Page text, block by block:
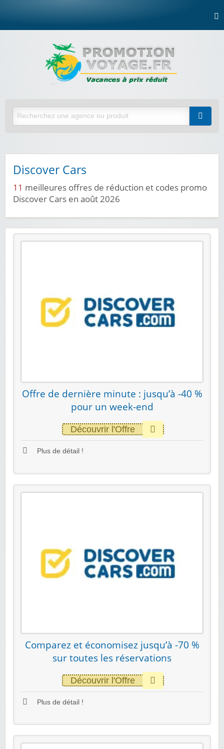
Discover Cars
11 meilleures offres de réduction et codes promo
Discover Cars en août 2026
Offre de dernière minute : jusqu’à -40 %
pour un week-end
Découvrir l'Offre
Plus de détail !
Comparez et économisez jusqu’à -70 %
sur toutes les réservations
Découvrir l'Offre
Plus de détail !